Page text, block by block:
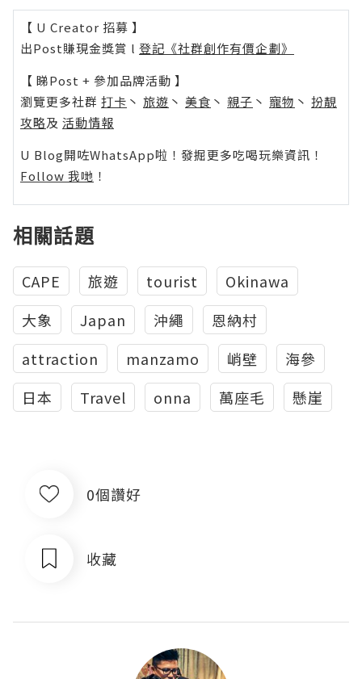
【 U Creator 招募 】
出Post賺現金獎賞 l 登記《社群創作有價企劃》
【 睇Post + 參加品牌活動 】
瀏覽更多社群 打卡 丶 旅遊 丶 美食 丶 親子 丶 寵物 丶 扮靚
攻略及 活動情報
U Blog開咗WhatsApp啦！發掘更多吃喝玩樂資訊！
Follow 我哋 ！
相關話題
CAPE 旅遊 tourist
Okinawa
大象
Japan 沖繩
恩納村
attraction
manzamo 峭壁
海參
日本
Travel onna 萬座毛 懸崖
0個讚好
收藏